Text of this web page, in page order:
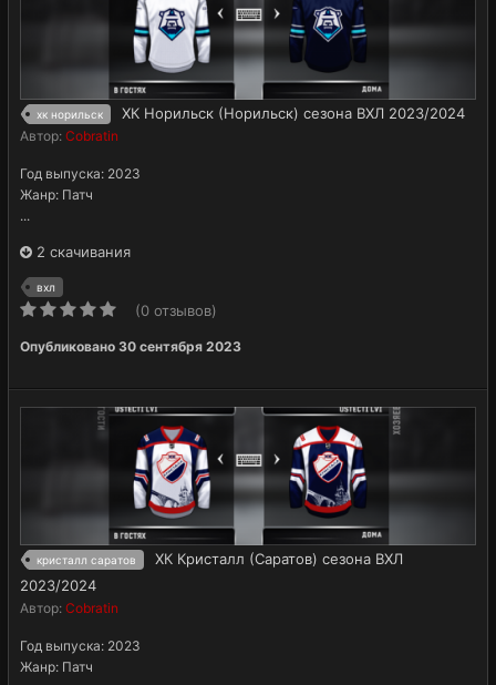
хк норильск ХК Норильск (Норильск) сезона ВХЛ 2023/2024
Автор: Cobratin
Год выпуска: 2023
Жанр: Патч
...
2 скачивания
вхл
(0 отзывов)
Опубликовано 30 сентября 2023
кристалл саратов
ХК Кристалл (Саратов) сезона ВХЛ
2023/2024
Автор: Cobratin
Год выпуска: 2023
Жанр: Патч